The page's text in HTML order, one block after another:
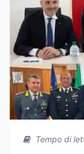
Tempo di